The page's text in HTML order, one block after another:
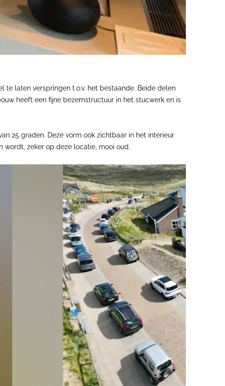
te laten verspringen t.o.v. het bestaande. Beide delen
heeft een fijne bezemstructuur in het stucwerk en is
25 graden. Deze vorm ook zichtbaar in het interieur
zeker op deze locatie, mooi oud.